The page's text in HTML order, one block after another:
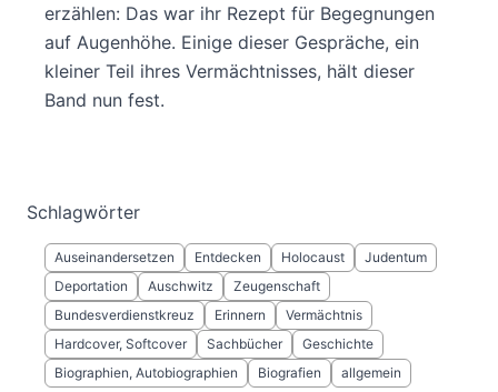
erzählen: Das war ihr Rezept für Begegnungen
auf Augenhöhe. Einige dieser Gespräche, ein
kleiner Teil ihres Vermächtnisses, hält dieser
Band nun fest.
Schlagwörter
Auseinandersetzen Entdecken Holocaust
Judentum
Deportation
Auschwitz
Zeugenschaft
Bundesverdienstkreuz
Erinnern
Vermächtnis
Hardcover, Softcover
Sachbücher
Geschichte
Biographien, Autobiographien
Biografien allgemein